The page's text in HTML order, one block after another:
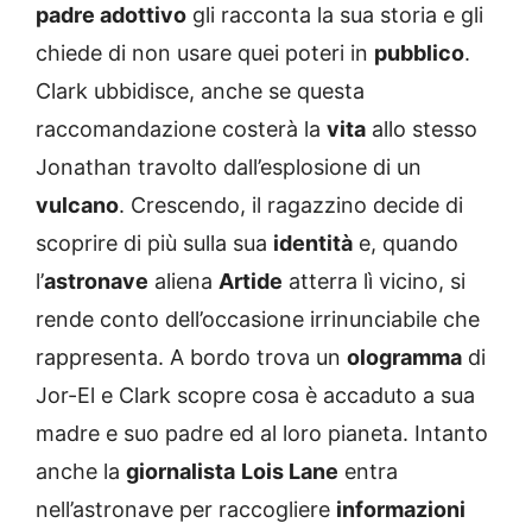
padre adottivo gli racconta la sua storia e gli
chiede di non usare quei poteri in pubblico.
Clark ubbidisce, anche se questa
raccomandazione costerà la vita allo stesso
Jonathan travolto dall’esplosione di un
vulcano. Crescendo, il ragazzino decide di
scoprire di più sulla sua identità e, quando
l’astronave aliena Artide atterra lì vicino, si
rende conto dell’occasione irrinunciabile che
rappresenta. A bordo trova un ologramma di
Jor-El e Clark scopre cosa è accaduto a sua
madre e suo padre ed al loro pianeta. Intanto
anche la giornalista Lois Lane entra
nell’astronave per raccogliere informazioni